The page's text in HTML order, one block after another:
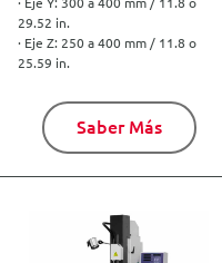
29.52 in.
· Eje Z: 250 a 400 mm / 11.8 o
25.59 in.
Saber Más